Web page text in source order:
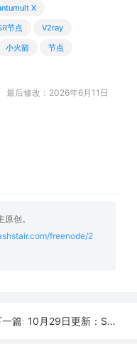
X
节点
V2ray
小火箭 节点
最后修改：2026年6月11日
创。
freenode/2
一篇: 10月29日更新：SSR/V2Ray/Clash可用节点31条分享